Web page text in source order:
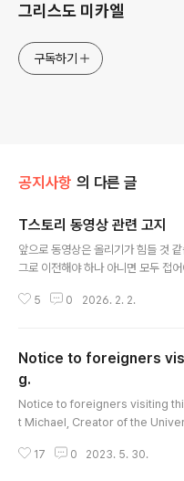
그리스도 미카엘
구독하기
공지사항 의 다른 글
T스토리 동영상 관련 고지
앞으로 동영상은 올리기가 힘들 것
그로 이전해야 하나 아니면 모두 접
5 0 2026. 2. 2.
Notice to foreigners
g.
Notice to foreigners visiting
t Michael, Creator of the
n the name of Jesus.I was born
17 0 2023. 5. 30.